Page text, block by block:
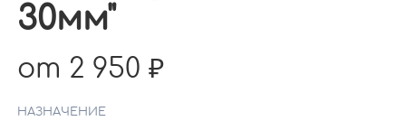
30мм"
от 2 950
НАЗНАЧЕНИЕ